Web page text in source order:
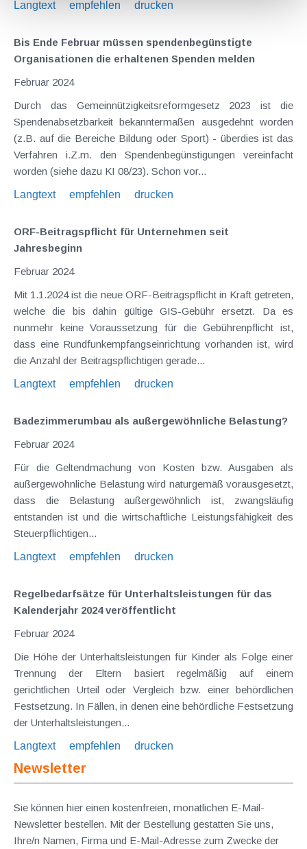
Langtext
empfehlen drucken
Bis Ende Februar müssen spendenbegünstigte
Organisationen die erhaltenen Spenden melden
Februar 2024
Durch das Gemeinnützigkeitsreformgesetz 2023 ist die
Spendenabsetzbarkeit bekanntermaßen ausgedehnt worden
(z.B. auf die Bereiche Bildung oder Sport) - überdies ist das
Verfahren i.Z.m. den Spendenbegünstigungen vereinfacht
worden (siehe dazu KI 08/23). Schon vor...
Langtext
empfehlen drucken
ORF-Beitragspflicht für Unternehmen seit
Jahresbeginn
Februar 2024
Mit 1.1.2024 ist die neue ORF-Beitragspflicht in Kraft getreten,
welche die bis dahin gültige GIS-Gebühr ersetzt. Da es
nunmehr keine Voraussetzung für die Gebührenpflicht ist,
dass eine Rundfunkempfangseinrichtung vorhanden ist, wird
die Anzahl der Beitragspflichtigen gerade...
Langtext
empfehlen drucken
Badezimmerumbau als außergewöhnliche Belastung?
Februar 2024
Für die Geltendmachung von Kosten bzw. Ausgaben als
außergewöhnliche Belastung wird naturgemäß vorausgesetzt,
dass die Belastung außergewöhnlich ist, zwangsläufig
entstanden ist und die wirtschaftliche Leistungsfähigkeit des
Steuerpflichtigen...
Langtext
empfehlen drucken
Regelbedarfsätze für Unterhaltsleistungen für das
Kalenderjahr 2024 veröffentlicht
Februar 2024
Die Höhe der Unterhaltsleistungen für Kinder als Folge einer
Trennung der Eltern basiert regelmäßig auf einem
gerichtlichen Urteil oder Vergleich bzw. einer behördlichen
Festsetzung. In Fällen, in denen eine behördliche Festsetzung
der Unterhaltsleistungen...
Langtext
empfehlen drucken
Newsletter
Sie können hier einen kostenfreien, monatlichen E-Mail-
Newsletter bestellen. Mit der Bestellung gestatten Sie uns,
Ihre/n Namen, Firma und E-Mail-Adresse zum Zwecke der